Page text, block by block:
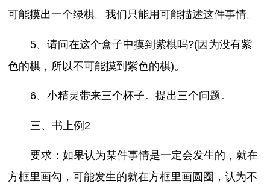
可能摸出一个绿棋。我们只能用可能描述这件事情。
5、请问在这个盒子中摸到紫棋吗?(因为没有紫
色的棋，所以不可能摸到紫色的棋)。
6、小精灵带来三个杯子。提出三个问题。
三、书上例2
要求：如果认为某件事情是一定会发生的，就在
方框里画勾，可能发生的就在方框里画圆圈，认为不